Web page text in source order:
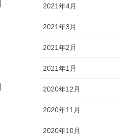
2021年4月
2021年3月
2021年2月
2021年1月
2020年12月
2020年11月
2020年10月